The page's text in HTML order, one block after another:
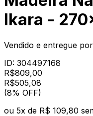
Ikara -
Vendido e entregue por
ID: 304497168
R$809,00
R$505,08
(8% OFF)
ou 5x de R$ 109,80